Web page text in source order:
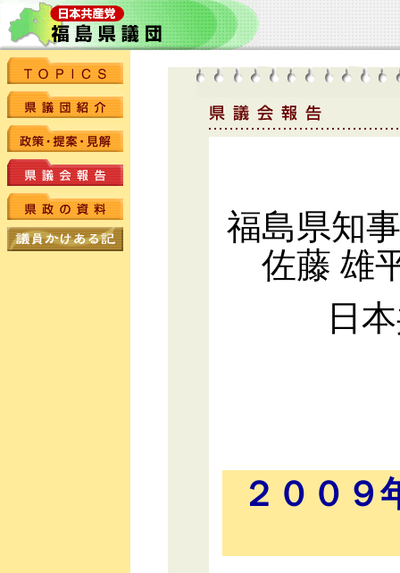
福島県知事
佐藤 雄
日
２００９